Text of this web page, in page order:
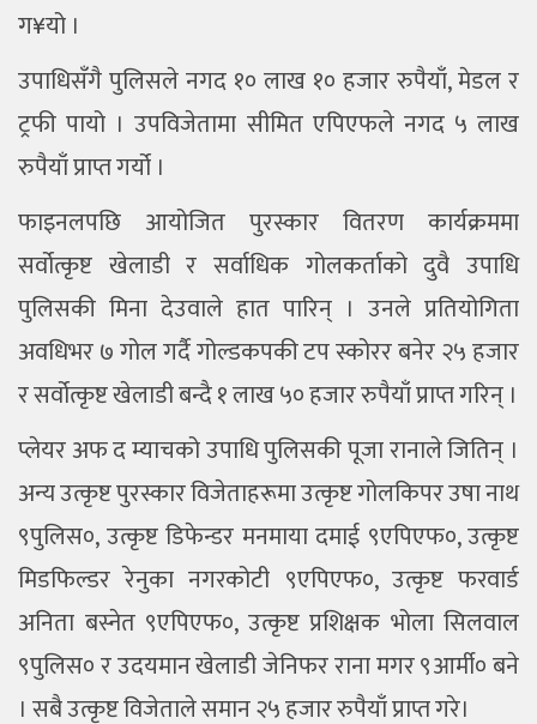
ग¥यो ।
उपाधिसँगै पुलिसले नगद १० लाख १० हजार रुपैयाँ, मेडल र
ट्रफी पायो । उपविजेतामा सीमित एपिएफले नगद ५ लाख
रुपैयाँ प्राप्त गर्यो ।
फाइनलपछि आयोजित पुरस्कार वितरण कार्यक्रममा
सर्वोत्कृष्ट खेलाडी र सर्वाधिक गोलकर्ताको दुवै उपाधि
पुलिसकी मिना देउवाले हात पारिन् । उनले प्रतियोगिता
अवधिभर ७ गोल गर्दै गोल्डकपकी टप स्कोरर बनेर २५ हजार
र सर्वोत्कृष्ट खेलाडी बन्दै १ लाख ५० हजार रुपैयाँ प्राप्त गरिन् ।
प्लेयर अफ द म्याचको उपाधि पुलिसकी पूजा रानाले जितिन् ।
अन्य उत्कृष्ट पुरस्कार विजेताहरूमा उत्कृष्ट गोलकिपर उषा नाथ
९पुलिस०, उत्कृष्ट डिफेन्डर मनमाया दमाई ९एपिएफ०, उत्कृष्ट
मिडफिल्डर रेनुका नगरकोटी ९एपिएफ०, उत्कृष्ट फरवार्ड
अनिता बस्नेत ९एपिएफ०, उत्कृष्ट प्रशिक्षक भोला सिलवाल
९पुलिस० र उदयमान खेलाडी जेनिफर राना मगर ९आर्मी० बने
। सबै उत्कृष्ट विजेताले समान २५ हजार रुपैयाँ प्राप्त गरे।